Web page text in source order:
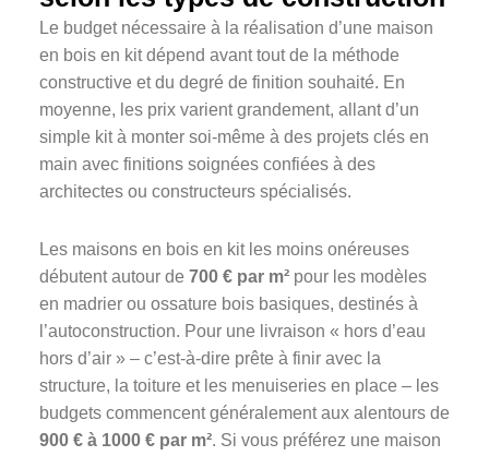
Le budget nécessaire à la réalisation d’une maison
en bois en kit dépend avant tout de la méthode
constructive et du degré de finition souhaité. En
moyenne, les prix varient grandement, allant d’un
simple kit à monter soi-même à des projets clés en
main avec finitions soignées confiées à des
architectes ou constructeurs spécialisés.
Les maisons en bois en kit les moins onéreuses
débutent autour de 700 € par m² pour les modèles
en madrier ou ossature bois basiques, destinés à
l’autoconstruction. Pour une livraison « hors d’eau
hors d’air » – c’est-à-dire prête à finir avec la
structure, la toiture et les menuiseries en place – les
budgets commencent généralement aux alentours de
900 € à 1000 € par m². Si vous préférez une maison